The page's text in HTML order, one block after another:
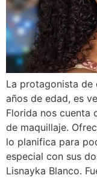
La protagonista de
años de edad, es
Florida nos cuenta
de maquillaje.
lo planifica para
especial con sus
Lisnayka Blanco.